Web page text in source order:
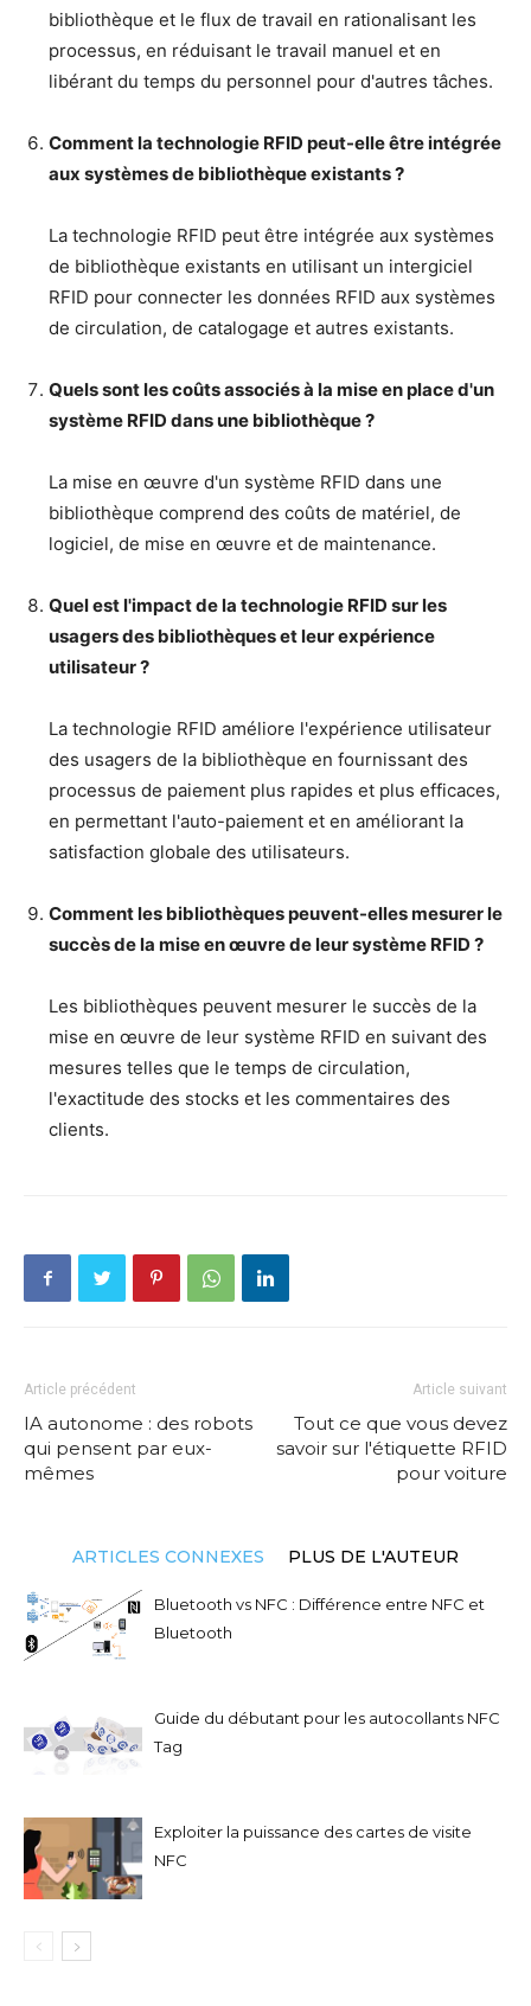
bibliothèque et le flux de travail en rationalisant les
processus, en réduisant le travail manuel et en
libérant du temps du personnel pour d'autres tâches.
Comment la technologie RFID peut-elle être intégrée
aux systèmes de bibliothèque existants ?
La technologie RFID peut être intégrée aux systèmes
de bibliothèque existants en utilisant un intergiciel
RFID pour connecter les données RFID aux systèmes
de circulation, de catalogage et autres existants.
Quels sont les coûts associés à la mise en place d'un
système RFID dans une bibliothèque ?
La mise en œuvre d'un système RFID dans une
bibliothèque comprend des coûts de matériel, de
logiciel, de mise en œuvre et de maintenance.
Quel est l'impact de la technologie RFID sur les
usagers des bibliothèques et leur expérience
utilisateur ?
La technologie RFID améliore l'expérience utilisateur
des usagers de la bibliothèque en fournissant des
processus de paiement plus rapides et plus efficaces,
en permettant l'auto-paiement et en améliorant la
satisfaction globale des utilisateurs.
Comment les bibliothèques peuvent-elles mesurer le
succès de la mise en œuvre de leur système RFID ?
Les bibliothèques peuvent mesurer le succès de la
mise en œuvre de leur système RFID en suivant des
mesures telles que le temps de circulation,
l'exactitude des stocks et les commentaires des
clients.
Article précédent
IA autonome : des robots
qui pensent par eux-
mêmes
Article suivant
Tout ce que vous devez
savoir sur l'étiquette RFID
pour voiture
ARTICLES CONNEXES PLUS DE L'AUTEUR
Bluetooth vs NFC : Différence entre NFC et
Bluetooth
Guide du débutant pour les autocollants NFC
Tag
Exploiter la puissance des cartes de visite
NFC